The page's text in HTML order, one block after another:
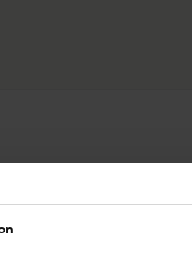
i hyd i ateb sy’n
y rhif isod a byddwn yn